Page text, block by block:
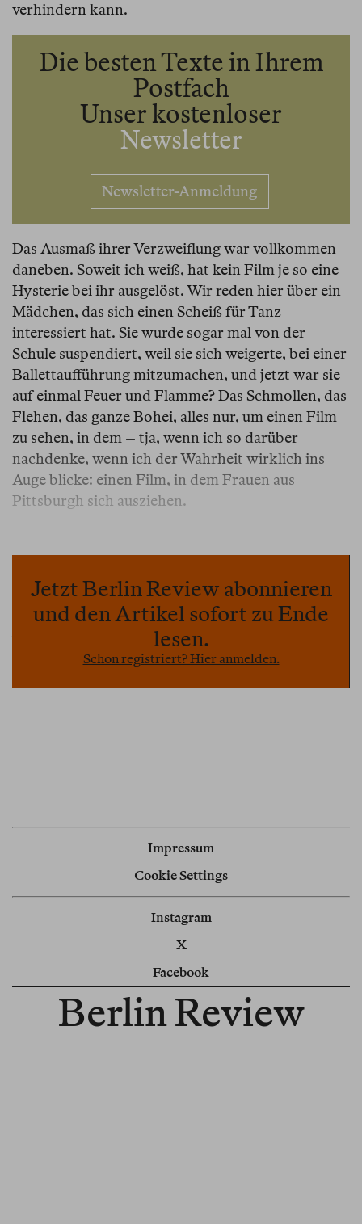
verhindern kann.
Die besten Texte in Ihrem
Postfach
Unser kostenloser
Newsletter
Newsletter-Anmeldung
Das Ausmaß ihrer Verzweiflung war vollkommen
daneben. Soweit ich weiß, hat kein Film je so eine
Hysterie bei ihr ausgelöst. Wir reden hier über ein
Mädchen, das sich einen Scheiß für Tanz
interessiert hat. Sie wurde sogar mal von der
Schule suspendiert, weil sie sich weigerte, bei einer
Ballettaufführung mitzumachen, und jetzt war sie
auf einmal Feuer und Flamme? Das Schmollen, das
Flehen, das ganze Bohei, alles nur, um einen Film
zu sehen, in dem – tja, wenn ich so darüber
nachdenke, wenn ich der Wahrheit wirklich ins
Auge blicke: einen Film, in dem Frauen aus
Pittsburgh sich ausziehen.
Totengewand sah, wurde mir schlagartig alles klar.
Das Gespenst, das mich meine ganze Ehe hindurch
heimgesucht hatte: die distanzierte, grundlos
hochnäsige Blanchie, nun verschrumpelt in einem
blauen Kleid. In diesem Moment ging mir auf, dass
all meine Träume gestorben waren.
Jetzt Berlin Review abonnieren
und den Artikel sofort zu Ende
lesen.
Schon registriert? Hier anmelden.
Impressum
Cookie Settings
Instagram
X
Facebook
Berlin Review